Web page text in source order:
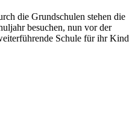
die Grundschulen stehen die
besuchen, nun vor der
Schule für ihr Kind